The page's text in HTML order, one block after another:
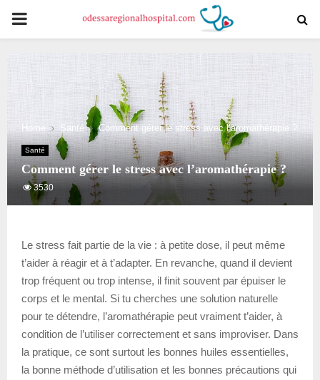
PRIMARY
Home Santé Comment gérer le stress avec l’aromathérapie ?
Santé
Comment gérer le stress avec l’aromathérapie ?
3530
Le stress fait partie de la vie : à petite dose, il peut même
t’aider à réagir et à t’adapter. En revanche, quand il devient
trop fréquent ou trop intense, il finit souvent par épuiser le
corps et le mental. Si tu cherches une solution naturelle
pour te détendre, l’aromathérapie peut vraiment t’aider, à
condition de l’utiliser correctement et sans improviser. Dans
la pratique, ce sont surtout les bonnes huiles essentielles,
la bonne méthode d’utilisation et les bonnes précautions qui